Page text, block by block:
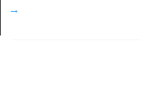
→